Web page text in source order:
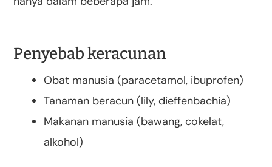
Penyebab keracunan
Obat manusia (paracetamol, ibuprofen)
Tanaman beracun (lily, dieffenbachia)
Makanan manusia (bawang, cokelat,
alkohol)